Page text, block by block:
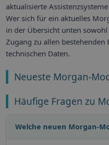
aktualisierte
Wer sich für ein aktuelles
in der Übersicht unten
Zugang zu allen
technischen Daten.
Neueste Morgan-
Häufige Fragen zu
Welche neuen Morgan-